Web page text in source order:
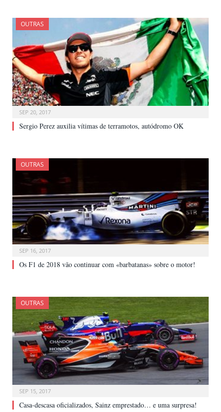
OUTRAS
SEP 20, 2017
Sergio Perez auxilia vítimas de terramotos, autódromo OK
OUTRAS
SEP 16, 2017
Os F1 de 2018 vão continuar com «barbatanas» sobre o motor!
OUTRAS
SEP 15, 2017
Casa-descasa oficializados, Sainz emprestado… e uma surpresa!